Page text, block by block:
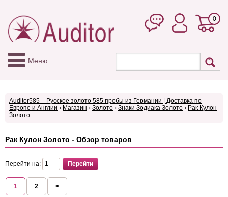
0
Меню
Auditor585 – Русское золото 585 пробы из Германии | Доставка по
Европе и Англии › Магазин › Золото › Знаки Зодиака Золото › Рак Кулон
Золото
Рак Кулон Золото - Обзор товаров
Перейти на:
1 2 >